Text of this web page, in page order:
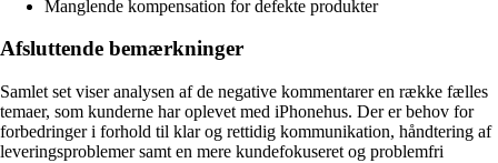
Manglende kompensation for defekte produkter
Afsluttende bemærkninger
Samlet set viser analysen af de negative kommentarer en række fælles
temaer, som kunderne har oplevet med iPhonehus. Der er behov for
forbedringer i forhold til klar og rettidig kommunikation, håndtering af
leveringsproblemer samt en mere kundefokuseret og problemfri